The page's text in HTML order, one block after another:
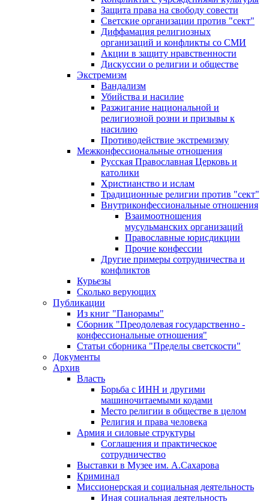
Защита права на свободу совести
Светские организации против "сект"
Диффамация религиозных
организаций и конфликты со СМИ
Акции в защиту нравственности
Дискуссии о религии и обществе
Экстремизм
Вандализм
Убийства и насилие
Разжигание национальной и
религиозной розни и призывы к
насилию
Противодействие экстремизму
Межконфессиональные отношения
Русская Православная Церковь и
католики
Христианство и ислам
Традиционные религии против "сект"
Внутриконфессиональные отношения
Взаимоотношения
мусульманских организаций
Православные юрисдикции
Прочие конфессии
Другие примеры сотрудничества и
конфликтов
Курьезы
Сколько верующих
Публикации
Из книг "Панорамы"
Сборник "Преодолевая государственно -
конфессиональные отношения"
Статьи сборника "Пределы светскости"
Документы
Архив
Власть
Борьба с ИНН и другими
машиночитаемыми кодами
Место религии в обществе в целом
Религия и права человека
Армия и силовые структуры
Соглашения и практическое
сотрудничество
Выставки в Музее им. А.Сахарова
Криминал
Миссионерская и социальная деятельность
Иная социальная деятельность